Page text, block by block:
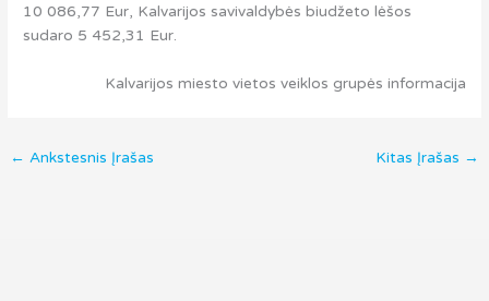
10 086,77 Eur, Kalvarijos savivaldybės biudžeto lėšos
sudaro 5 452,31 Eur.
Kalvarijos miesto vietos veiklos grupės informacija
← Ankstesnis Įrašas Kitas Įrašas →